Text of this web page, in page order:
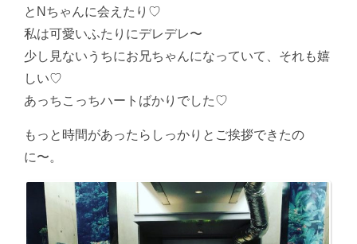
とNちゃんに会えたり♡
私は可愛いふたりにデレデレ〜
少し見ないうちにお兄ちゃんになっていて、それも嬉
しい♡
あっちこっちハートばかりでした♡
もっと時間があったらしっかりとご挨拶できたの
に〜。